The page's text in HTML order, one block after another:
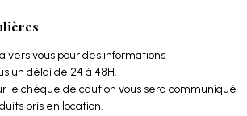
vers vous pour des informations
un délai de 24 à 48H.
le chèque de caution vous sera communiqué
pris en location.